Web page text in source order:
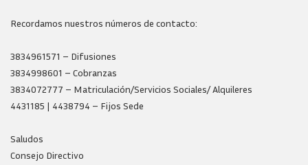
Recordamos nuestros números de contacto:
3834961571 – Difusiones
3834998601 – Cobranzas
3834072777 – Matriculación/Servicios Sociales/ Alquileres
4431185 | 4438794 – Fijos Sede
Saludos
Consejo Directivo